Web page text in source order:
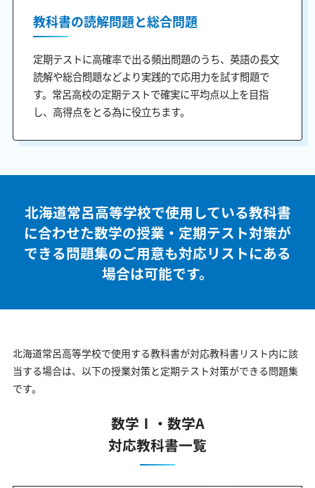
教科書の読解問題と総合問題
定期テストに高確率で出る頻出問題のうち、英語の長文
読解や総合問題などより実践的で応用力を試す問題で
す。常呂高校の定期テストで確実に平均点以上を目指
し、高得点をとる為に役立ちます。
北海道常呂高等学校で使用している教科書
に合わせた数学の授業・定期テスト対策が
できる問題集のご用意も対応リストにある
場合は可能です。
北海道常呂高等学校で使用する教科書が対応教科書リスト内に該
当する場合は、以下の授業対策と定期テスト対策ができる問題集
です。
数学Ⅰ・数学A
対応教科書一覧